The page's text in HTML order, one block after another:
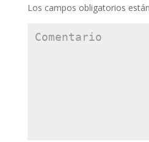
Los campos obligatorios